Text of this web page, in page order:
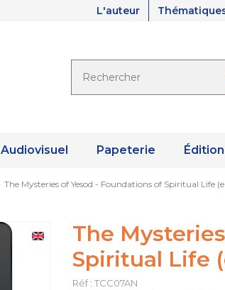
L'auteur
Audiovisuel Papeterie
The Mysteries of Yesod - Foundations of Spiritual Life
The
Spiritual Life
Réf : TCC07AN